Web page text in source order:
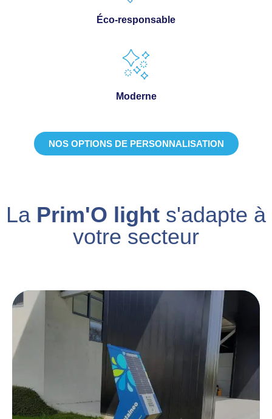
Éco-responsable
Moderne
NOS OPTIONS DE PERSONNALISATION
La Prim'O light s'adapte à
votre secteur